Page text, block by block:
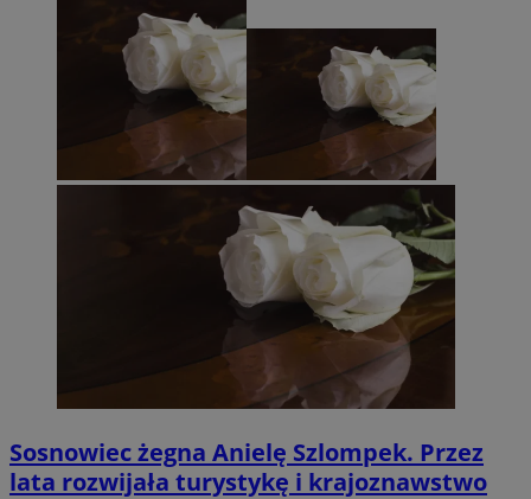
Sosnowiec żegna Anielę Szlompek. Przez
lata rozwijała turystykę i krajoznawstwo